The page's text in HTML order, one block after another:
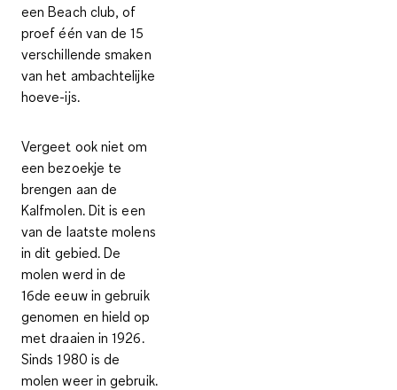
een Beach club, of
proef één van de 15
verschillende smaken
van het ambachtelijke
hoeve-ijs.
Vergeet ook niet om
een bezoekje te
brengen aan de
Kalfmolen. Dit is een
van de laatste molens
in dit gebied. De
molen werd in de
16de eeuw in gebruik
genomen en hield op
met draaien in 1926.
Sinds 1980 is de
molen weer in gebruik.